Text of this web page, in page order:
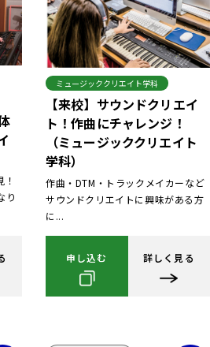
り
ミュージッククリエイト学科
【来校】サウンドクリエイ
ト！作曲にチャレンジ！
（ミュージッククリエイト
学科）
作曲・DTM・トラックメイカーなど
サウンドクリエイトに興味がある方
に...
申し込む 詳しく見る